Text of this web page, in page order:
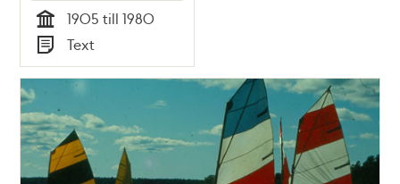
Tid
1905 till 1980
Typ
Text